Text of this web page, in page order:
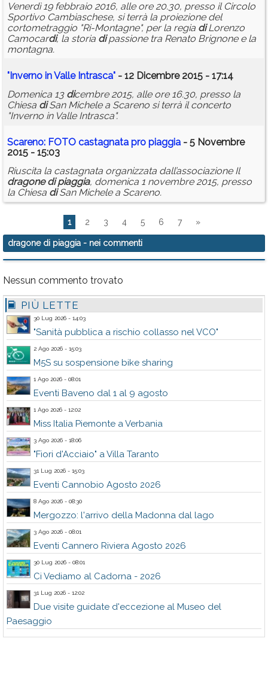
Venerdì 19 febbraio 2016, alle ore 20.30, presso il Circolo
Sportivo Cambiaschese, si terrà la proiezione del
cortometraggio "Ri-Montagne", per la regia diLorenzo
Camocardi, la storia dipassione tra Renato Brignone e la
montagna.
"Inverno in Valle Intrasca" - 12 Dicembre 2015 - 17:14
Domenica 13 dicembre 2015, alle ore 16.30, presso la
Chiesa diSan Michele a Scareno si terrà il concerto
"Inverno in Valle Intrasca".
Scareno: FOTO castagnata pro piaggia - 5 Novembre
2015 - 15:03
Riuscita la castagnata organizzata dall’associazione Il
dragone di piaggia, domenica 1 novembre 2015, presso
la Chiesa diSan Michele a Scareno.
1 2 3 4 5 6 7 »
dragone di piaggia - nei commenti
Nessun commento trovato
PIÙ LETTE
30 Lug 2026 - 14:03
"Sanità pubblica a rischio collasso nel VCO"
2 Ago 2026 - 15:03
M5S su sospensione bike sharing
1 Ago 2026 - 08:01
Eventi Baveno dal 1 al 9 agosto
1 Ago 2026 - 12:02
Miss Italia Piemonte a Verbania
3 Ago 2026 - 18:06
"Fiori d'Acciaio" a Villa Taranto
31 Lug 2026 - 15:03
Eventi Cannobio Agosto 2026
8 Ago 2026 - 08:30
Mergozzo: l'arrivo della Madonna dal lago
3 Ago 2026 - 08:01
Eventi Cannero Riviera Agosto 2026
30 Lug 2026 - 08:01
Ci Vediamo al Cadorna - 2026
31 Lug 2026 - 12:02
Due visite guidate d'eccezione al Museo del
Paesaggio